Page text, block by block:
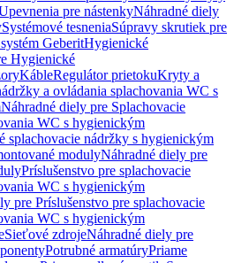
pre nástenkyNáhradné diely
Systémové tesneniaSúpravy skrutiek pre
GeberitHygienické
Hygienické
KábleRegulátor prietokuKryty a
a ovládania splachovania WC s
Náhradné diely pre Splachovacie
WC s hygienickým
splachovacie nádržky s hygienickým
modulyNáhradné diely pre
Príslušenstvo pre splachovacie
WC s hygienickým
pre Príslušenstvo pre splachovacie
WC s hygienickým
Sieťové zdrojeNáhradné diely pre
Potrubné armatúryPriame